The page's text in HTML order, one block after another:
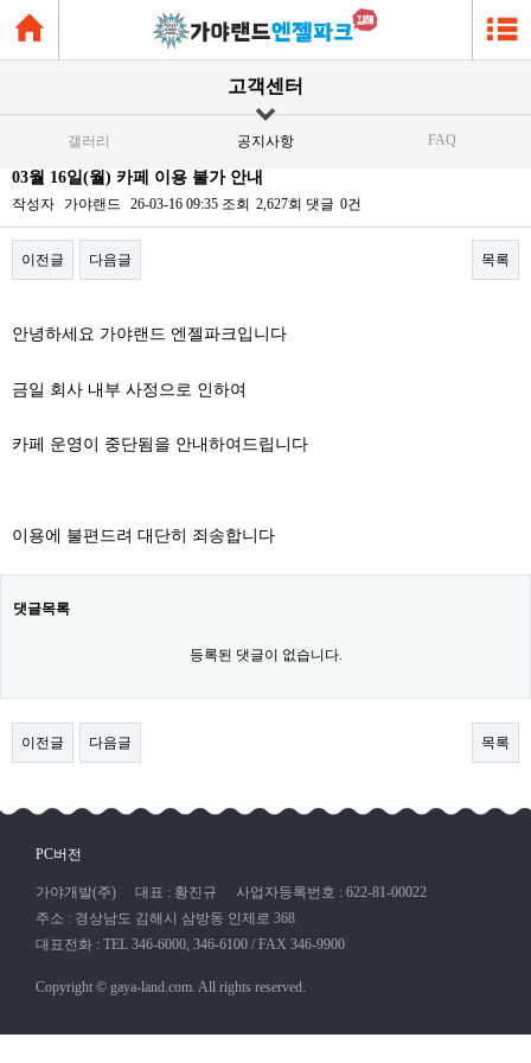
고객센터
갤러리 공지사항 FAQ
03월 16일(월) 카페 이용 불가 안내
작성자 가야랜드 26-03-16 09:35 조회 2,627회 댓글 0건
이전글 다음글 목록
안녕하세요 가야랜드 엔젤파크입니다
금일 회사 내부 사정으로 인하여
카페 운영이 중단됨을 안내하여드립니다
이용에 불편드려 대단히 죄송합니다
댓글목록
등록된 댓글이 없습니다.
이전글 다음글 목록
PC버전
가야개발(주) 대표 : 황진규
사업자등록번호 : 622-81-00022
주소 : 경상남도 김해시 삼방동 인제로 368
대표전화 : TEL 346-6000, 346-6100 / FAX 346-9900
Copyright © gaya-land.com. All rights reserved.